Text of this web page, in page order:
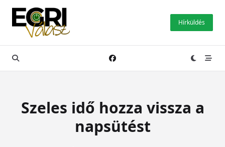
Skip
content
Hírküldés
Szeles idő hozza vissza a
napsütést